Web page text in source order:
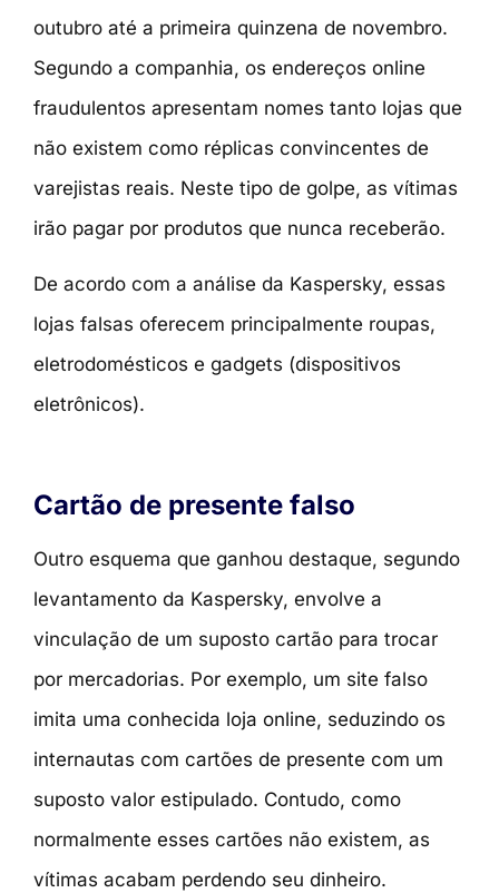
outubro até a primeira quinzena de novembro.
Segundo a companhia, os endereços online
fraudulentos apresentam nomes tanto lojas que
não existem como réplicas convincentes de
varejistas reais. Neste tipo de golpe, as vítimas
irão pagar por produtos que nunca receberão.
De acordo com a análise da Kaspersky, essas
lojas falsas oferecem principalmente roupas,
eletrodomésticos e gadgets (dispositivos
eletrônicos).
Cartão de presente falso
Outro esquema que ganhou destaque, segundo
levantamento da Kaspersky, envolve a
vinculação de um suposto cartão para trocar
por mercadorias. Por exemplo, um site falso
imita uma conhecida loja online, seduzindo os
internautas com cartões de presente com um
suposto valor estipulado. Contudo, como
normalmente esses cartões não existem, as
vítimas acabam perdendo seu dinheiro.